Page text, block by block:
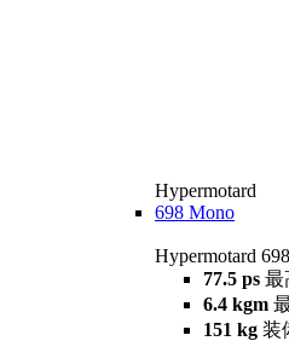
Hypermotard
698 Mono
Hypermotard
77.5 ps 最
6.4 kgm
151 kg 装